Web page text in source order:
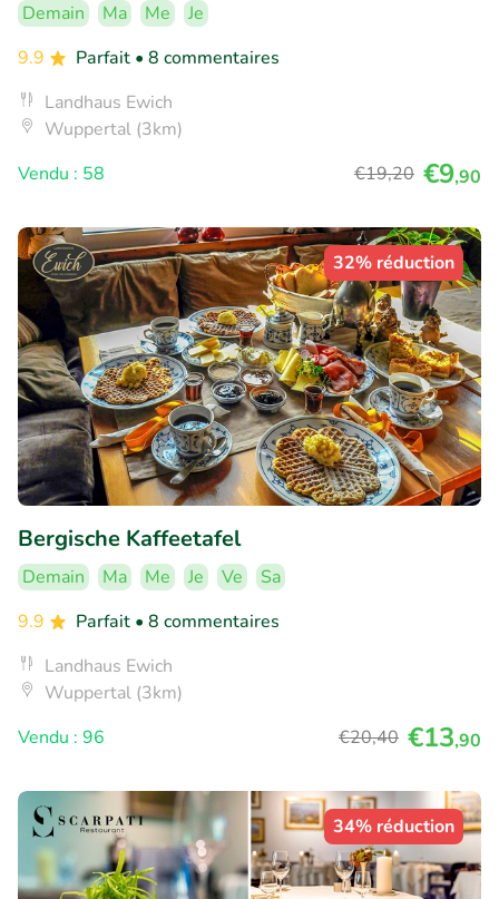
Demain Ma Me
Je
9.9
Parfait • 8 commentaires
Landhaus Ewich
Wuppertal (3km)
Vendu : 58
€19,20 €9,90
32% réduction
Bergische Kaffeetafel
Demain Ma Me Je Ve
Sa
9.9
Parfait • 8 commentaires
Landhaus Ewich
Wuppertal (3km)
Vendu : 96
€20,40 €13,90
34% réduction